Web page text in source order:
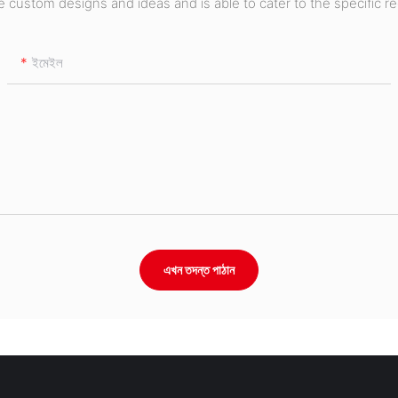
ইমেইল
এখন তদন্ত পাঠান